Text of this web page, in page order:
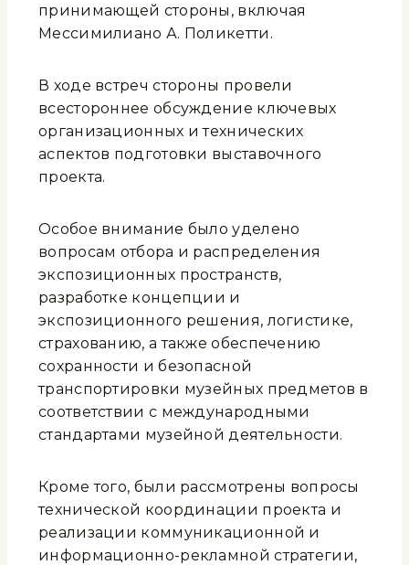
принимающей стороны, включая
Мессимилиано А. Поликетти.
В ходе встреч стороны провели
всестороннее обсуждение ключевых
организационных и технических
аспектов подготовки выставочного
проекта.
Особое внимание было уделено
вопросам отбора и распределения
экспозиционных пространств,
разработке концепции и
экспозиционного решения, логистике,
страхованию, а также обеспечению
сохранности и безопасной
транспортировки музейных предметов в
соответствии с международными
стандартами музейной деятельности.
Кроме того, были рассмотрены вопросы
технической координации проекта и
реализации коммуникационной и
информационно-рекламной стратегии,